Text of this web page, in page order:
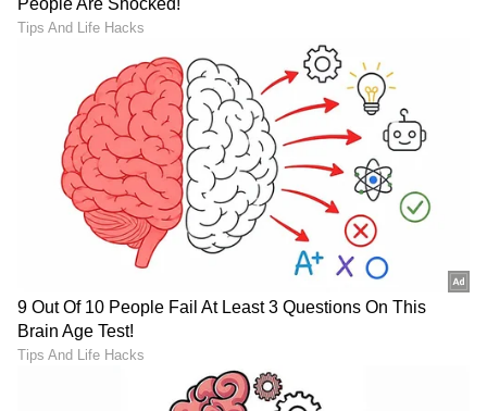
ಮರಾಠಿ ಚಿತ್ರ ಗಜಾಭಾವು (1943) ಗಾಗಿ 'ಮಾತಾ ಏಕ್
ಸಪೂತ್ ಕಿ ದುನಿಯಾ ಬದಲ್ ದೇ ತೂ' ಮೂಲಕ ಹಿಂದಿ
ಚಿತ್ರರಂಗಕ್ಕೆ ಅವರ ಚೊಚ್ಚಲ ಪ್ರವೇಶ. 1945 ರಲ್ಲಿ ವಿನಾಯಕ್
ಅವರ ಕಂಪನಿಯೊಂದಿಗೆ ಮುಂಬೈಗೆ ಸ್ಥಳಾಂತರಗೊಂಡ ಅವರು
ಭಿಂಡಿಬಜಾರ್ ಘರಾನಾದ ಉಸ್ತಾದ್ ಅಮನ್ ಅಲಿ ಖಾನ್
ಅವರ ಅಡಿಯಲ್ಲಿ ಸಂಗೀತ ಪಾಠಗಳನ್ನು ಪ್ರಾರಂಭಿಸಿದರು. ತನ್ನ
ವೃತ್ತಿಜೀವನದಲ್ಲಿ ಪ್ರಗತಿ ಹೊಂದುತ್ತಾ, ವಸಂತ್ ಜೋಗ್ಲೇಕರ್
ಅವರ ಹಿಂದಿ ಚಲನಚಿತ್ರ 'ಆಪ್ ಕಿ ಸೇವಾ ಮೇ' (1946) ನಲ್ಲಿ
'ಪಾ ಲಗೂನ್ ಕರ್ ಜೋರಿ' ಗೆ ಅವರು ತಮ್ಮ ಧ್ವನಿಯನ್ನು
ನೀಡಿದರು.